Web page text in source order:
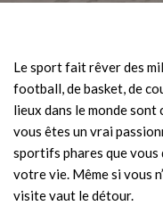
Le sport fait rêver des
football, de basket, de
lieux dans le monde sont
vous êtes un vrai
sportifs phares que vous
votre vie. Même si vous
visite vaut le détour.